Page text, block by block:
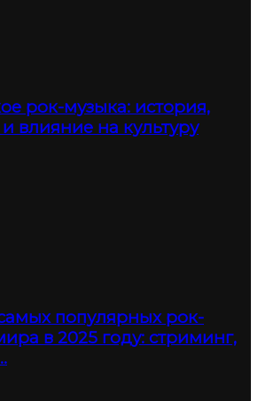
рок-музыка: история,
влияние на культуру
популярных рок-
в 2025 году: стриминг,